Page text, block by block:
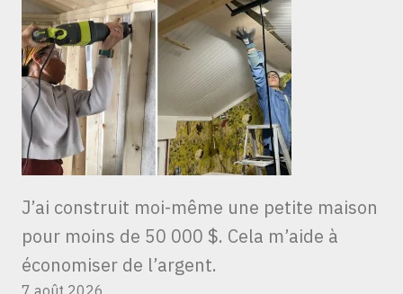
J’ai construit moi-même une petite maison
pour moins de 50 000 $. Cela m’aide à
économiser de l’argent.